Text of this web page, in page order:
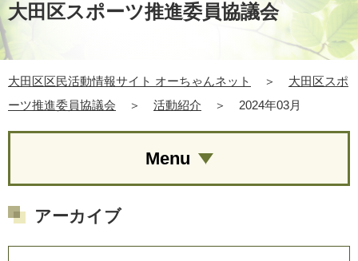
大田区スポーツ推進委員協議会
大田区区民活動情報サイト オーちゃんネット ＞
大田区スポ
ーツ推進委員協議会
＞ 活動紹介 ＞ 2024年03月
Menu
アーカイブ